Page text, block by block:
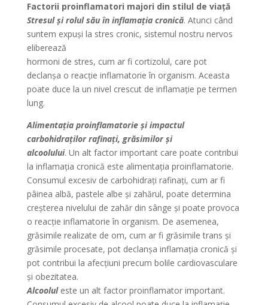
Factorii proinflamatori majori din stilul de viață
Stresul și rolul său în inflamația cronică. Atunci când
suntem expuși la stres cronic, sistemul nostru nervos
eliberează
hormoni de stres, cum ar fi cortizolul, care pot
declanșa o reacție inflamatorie în organism. Aceasta
poate duce la un nivel crescut de inflamație pe termen
lung.
Alimentația proinflamatorie și impactul
carbohidraților rafinați, grăsimilor și
alcoolului. Un alt factor important care poate contribui
la inflamația cronică este alimentația proinflamatorie.
Consumul excesiv de carbohidrați rafinați, cum ar fi
pâinea albă, pastele albe și zahărul, poate determina
creșterea nivelului de zahăr din sânge și poate provoca
o reacție inflamatorie în organism. De asemenea,
grăsimile realizate de om, cum ar fi grăsimile trans și
grăsimile procesate, pot declanșa inflamația cronică și
pot contribui la afecțiuni precum bolile cardiovasculare
și obezitatea.
Alcoolul este un alt factor proinflamator important.